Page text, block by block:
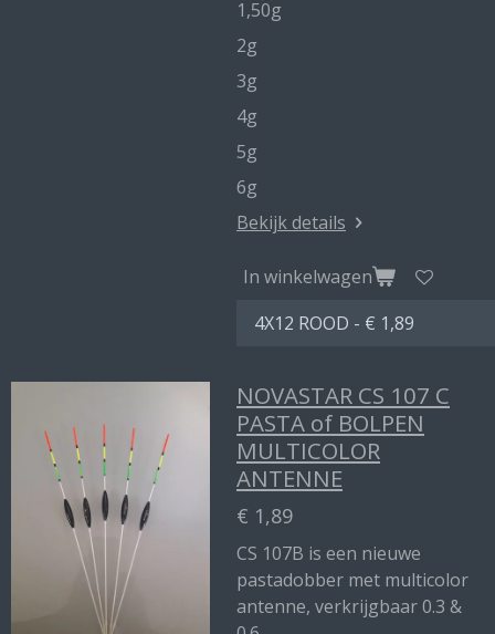
1,50g
2g
3g
4g
5g
6g
Bekijk details
In winkelwagen
NOVASTAR CS 107 C
PASTA of BOLPEN
MULTICOLOR
ANTENNE
€ 1,89
CS 107B is een nieuwe
pastadobber met multicolor
antenne, verkrijgbaar 0.3 &